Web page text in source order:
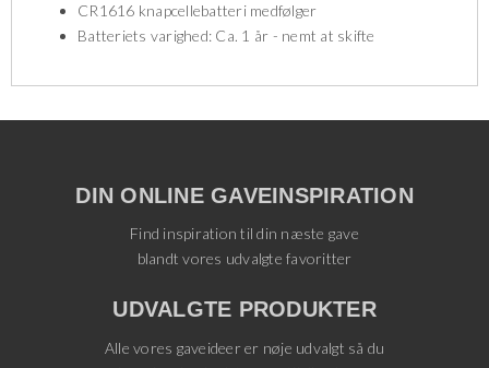
CR1616 knapcellebatteri medfølger
Batteriets varighed: Ca. 1 år - nemt at skifte
DIN ONLINE GAVEINSPIRATION
Find inspiration til din næste gave
blandt vores udvalgte favoritter
UDVALGTE PRODUKTER
Alle vores gaveideer er nøje udvalgt så du